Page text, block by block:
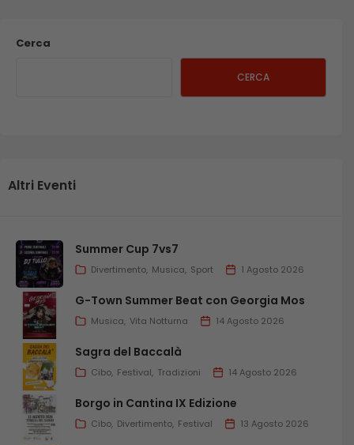
Cerca
CERCA
Altri Eventi
Summer Cup 7vs7
Divertimento Musica Sport 1 Agosto 2026
G-Town Summer Beat con Georgia Mos
Musica Vita Notturna 14 Agosto 2026
Sagra del Baccalà
Cibo Festival Tradizioni 14 Agosto 2026
Borgo in Cantina IX Edizione
Cibo Divertimento Festival 13 Agosto 2026